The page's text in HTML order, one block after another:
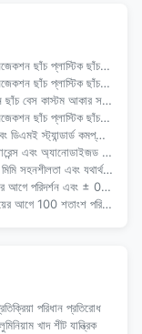
ছাঁচ প্লাস্টিক ছাঁচ জন্য বেস
ছাঁচ প্লাস্টিক ছাঁচ জন্য বেস
কাস্টম আকার সঙ্গে গৃহীত
ছাঁচ প্লাস্টিক ছাঁচ জন্য বেস
সহ, চালানের আগে ১০০% পরিদর্শন সহ
প্লাস্টিক মোল্ড ফাউন্ডেশনের জন্য
জন্য অ্যানোডাইজিং পৃষ্ঠ চিকিত্সা
প্লাস্টিক মোল্ডিংয়ের জন্য সহনশীলতা সহ
যথার্থ মেশিনযুক্ত ইনজেকশন ছাঁচ বেস
পরিধান প্রতিরোধ
খাদ শীট যান্ত্রিক